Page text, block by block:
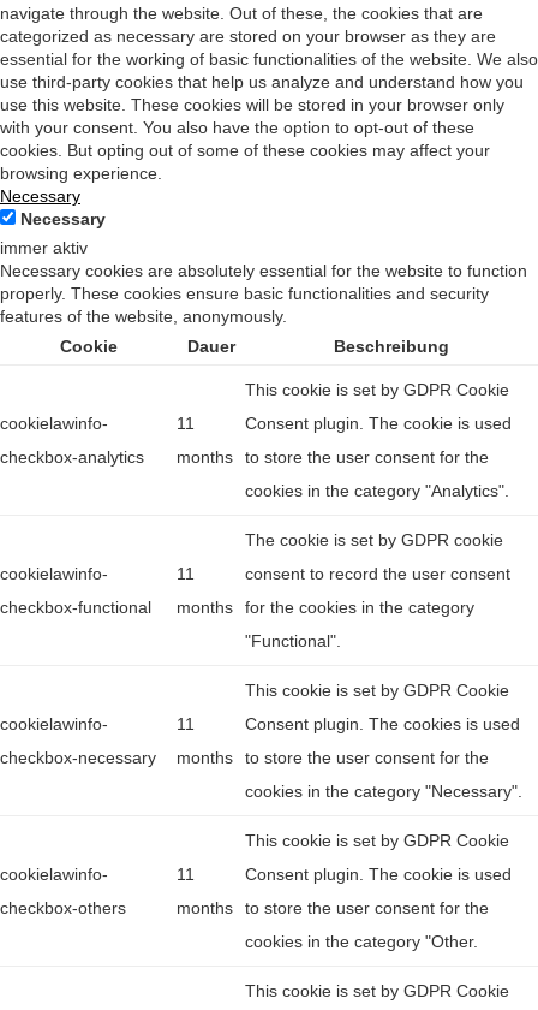
navigate through the website. Out of these, the cookies that are
categorized as necessary are stored on your browser as they are
essential for the working of basic functionalities of the website. We also
use third-party cookies that help us analyze and understand how you
use this website. These cookies will be stored in your browser only
with your consent. You also have the option to opt-out of these
cookies. But opting out of some of these cookies may affect your
browsing experience.
Necessary
Necessary
immer aktiv
Necessary cookies are absolutely essential for the website to function
properly. These cookies ensure basic functionalities and security
features of the website, anonymously.
Cookie
Dauer Beschreibung
cookielawinfo-
checkbox-analytics
11
months
This cookie is set by GDPR Cookie
Consent plugin. The cookie is used
to store the user consent for the
cookies in the category "Analytics".
cookielawinfo-
checkbox-functional
11
months
The cookie is set by GDPR cookie
consent to record the user consent
for the cookies in the category
"Functional".
cookielawinfo-
checkbox-necessary
11
months
This cookie is set by GDPR Cookie
Consent plugin. The cookies is used
to store the user consent for the
cookies in the category "Necessary".
cookielawinfo-
checkbox-others
11
months
This cookie is set by GDPR Cookie
Consent plugin. The cookie is used
to store the user consent for the
cookies in the category "Other.
This cookie is set by GDPR Cookie